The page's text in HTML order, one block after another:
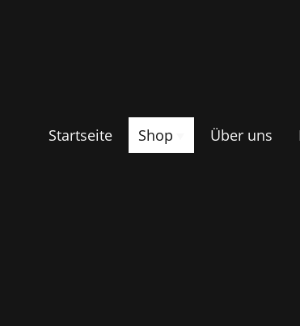
Startseite Shop Über uns